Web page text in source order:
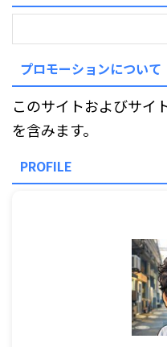
プロモーションについて
このサイトおよびサイ
を含みます。
PROFILE